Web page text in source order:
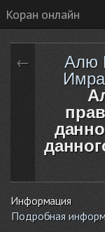
Коран онлайн
←
Алю
Информация
Подробная